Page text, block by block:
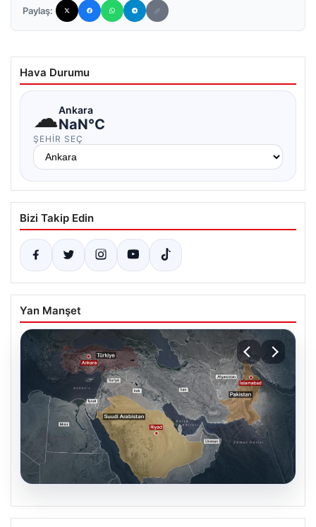
Paylaş:
Hava Durumu
☁Ankara
NaN°C
ŞEHIR SEÇ
Bizi Takip Edin
Yan Manşet
07.08.2026
Mekke Ortak Savunma Anlaşması: